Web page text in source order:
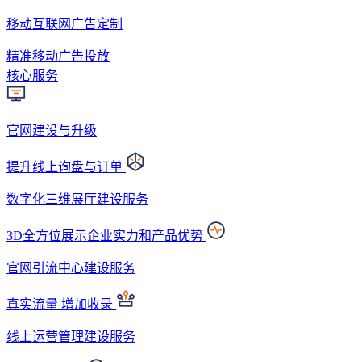
移动互联网广告定制
精准移动广告投放
核心服务
官网建设与升级
提升线上询盘与订单
数字化三维展厅建设服务
3D全方位展示企业实力和产品优势
官网引流中心建设服务
真实流量 增加收录
线上运营管理建设服务